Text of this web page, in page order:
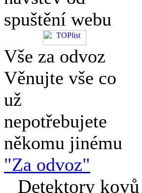
spuštění webu
Vše za odvoz
Věnujte vše co
už
nepotřebujete
někomu jinému
"Za odvoz"
Detektory